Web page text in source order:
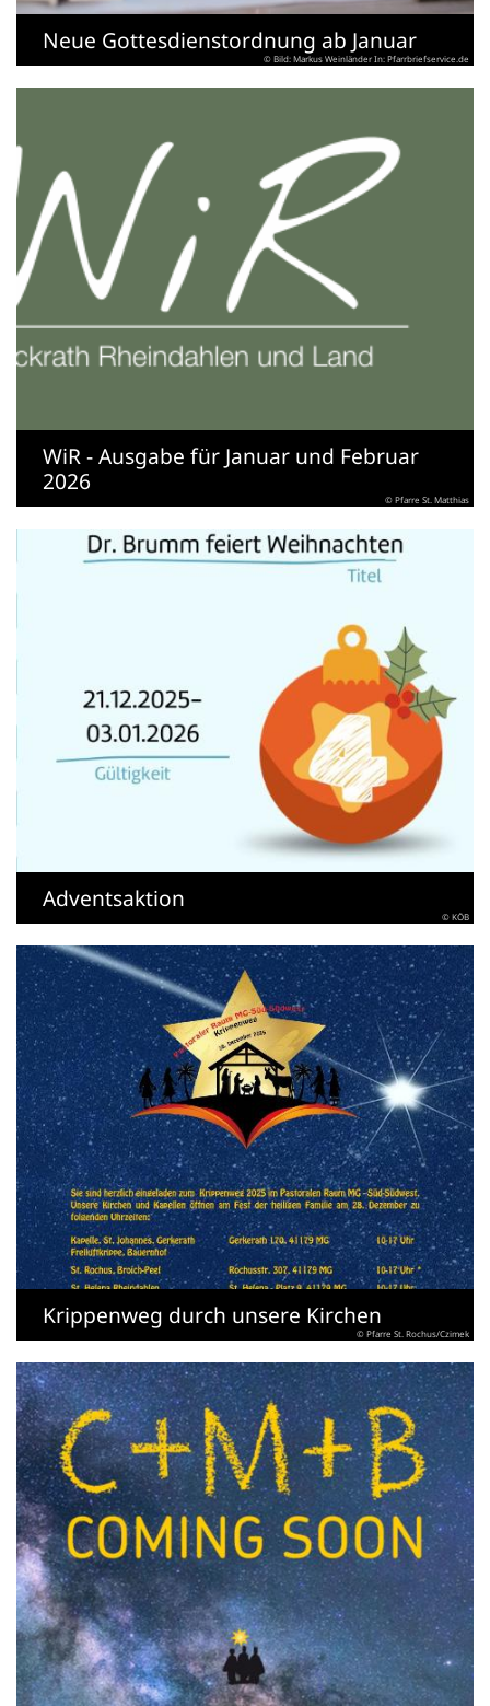
Neue Gottesdienstordnung ab Januar
© Bild: Markus Weinländer In: Pfarrbriefservice.de
WiR - Ausgabe für Januar und Februar
2026
© Pfarre St. Matthias
Adventsaktion
© KÖB
Krippenweg durch unsere Kirchen
© Pfarre St. Rochus/Czimek